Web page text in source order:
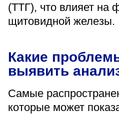
(ТТГ), что влияет на
щитовидной железы.
Какие
выявить
Самые
которые может